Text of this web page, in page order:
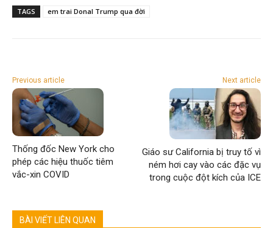
TAGS em trai Donal Trump qua đời
Previous article
Thống đốc New York cho
phép các hiệu thuốc tiêm
vắc-xin COVID
Next article
Giáo sư California bị truy tố vì
ném hơi cay vào các đặc vụ
trong cuộc đột kích của ICE
BÀI VIẾT LIÊN QUAN